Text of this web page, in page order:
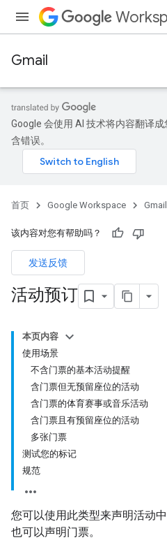
Gmail
Google 会使用 AI 技术将内容翻译
含错误。
首页 Google Workspace Gmail
该内容对您有帮助吗？
发送反馈
活动预订
本页内容
使用场景
不含门票的基本活动提醒
含门票但无预留座位的活动
含门票的体育赛事或音乐活动
含门票且有预留座位的活动
多张门票
测试您的标记
规范
您可以使用此类型来声明活动
也可以声明门票。